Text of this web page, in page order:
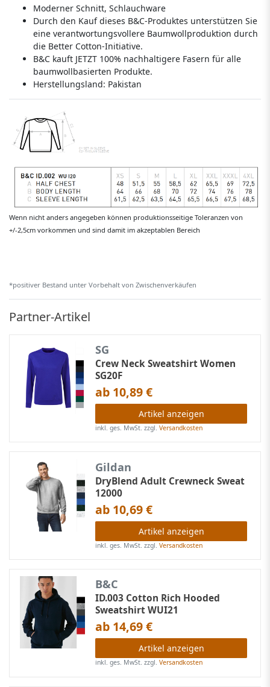
Moderner Schnitt, Schlauchware
Durch den Kauf dieses B&C-Produktes unterstützen Sie
eine verantwortungsvollere Baumwollproduktion durch
die Better Cotton-Initiative.
B&C kauft JETZT 100% nachhaltigere Fasern für alle
baumwollbasierten Produkte.
Herstellungsland: Pakistan
Wenn nicht anders angegeben können produktionsseitige Toleranzen von
+/-2,5cm vorkommen und sind damit im akzeptablen Bereich
*positiver Bestand unter Vorbehalt von Zwischenverkäufen
Partner-Artikel
SG
Crew Neck Sweatshirt Women
SG20F
ab 10,89 €
Artikel anzeigen
inkl. ges. MwSt. zzgl.Versandkosten
Gildan
DryBlend Adult Crewneck Sweat
12000
ab 10,69 €
Artikel anzeigen
inkl. ges. MwSt. zzgl.Versandkosten
B&C
ID.003 Cotton Rich Hooded
Sweatshirt WUI21
ab 14,69 €
Artikel anzeigen
inkl. ges. MwSt. zzgl.Versandkosten